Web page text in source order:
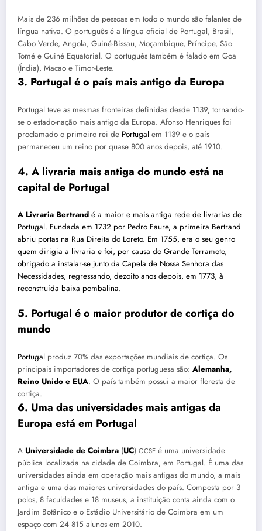
Mais de 236 milhões de pessoas em todo o mundo são falantes de
língua nativa. O português é a língua oficial de Portugal, Brasil,
Cabo Verde, Angola, Guiné-Bissau, Moçambique, Príncipe, São
Tomé e Guiné Equatorial. O português também é falado em Goa
(Índia), Macao e Timor-Leste.
3. Portugal é o país mais antigo da Europa
Portugal teve as mesmas fronteiras definidas desde 1139, tornando-
se o estado-nação mais antigo da Europa. Afonso Henriques foi
proclamado o primeiro rei de Portugal em 1139 e o país
permaneceu um reino por quase 800 anos depois, até 1910.
4. A livraria mais antiga do mundo está na
capital de Portugal
A Livraria Bertrand é a maior e mais antiga rede de livrarias de
Portugal. Fundada em 1732 por Pedro Faure, a primeira Bertrand
abriu portas na Rua Direita do Loreto. Em 1755, era o seu genro
quem dirigia a livraria e foi, por causa do Grande Terramoto,
obrigado a instalar-se junto da Capela de Nossa Senhora das
Necessidades, regressando, dezoito anos depois, em 1773, à
reconstruída baixa pombalina.
5. Portugal é o maior produtor de cortiça do
mundo
Portugal produz 70% das exportações mundiais de cortiça. Os
principais importadores de cortiça portuguesa são: Alemanha,
Reino Unido e EUA. O país também possui a maior floresta de
cortiça.
6. Uma das universidades mais antigas da
Europa está em Portugal
A Universidade de Coimbra (UC) GCSE é uma universidade
pública localizada na cidade de Coimbra, em Portugal. É uma das
universidades ainda em operação mais antigas do mundo, a mais
antiga e uma das maiores universidades do país. Composta por 3
polos, 8 faculdades e 18 museus, a instituição conta ainda com o
Jardim Botânico e o Estádio Universitário de Coimbra em um
espaço com 24 815 alunos em 2010.